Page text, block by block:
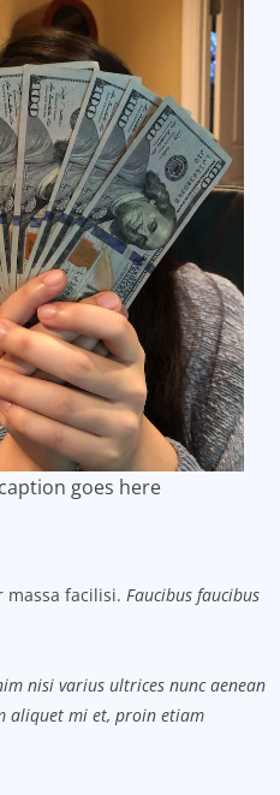
goes here
facilisi. Faucibus faucibus
nisi varius ultrices nunc aenean
aliquet mi et, proin etiam